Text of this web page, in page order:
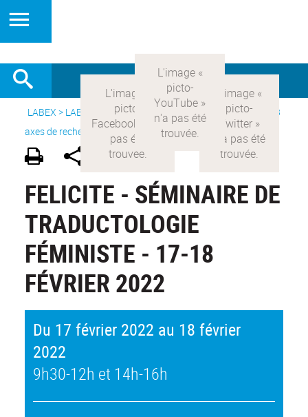
LABEX > LABEX COMOD> Version française > Recherche >
3
axes de recherche> Axe 3 : l’Etat et les citoyens
FELICITE - SÉMINAIRE DE
TRADUCTOLOGIE
FÉMINISTE - 17-18
FÉVRIER 2022
Du 17 février 2022 au 18 février
2022
9h30-12h et 14h-16h